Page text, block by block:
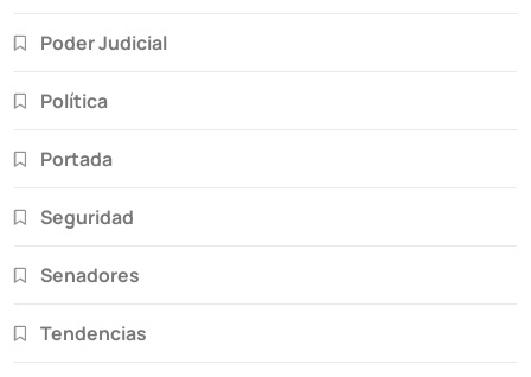
Poder Judicial
Política
Portada
Seguridad
Senadores
Tendencias